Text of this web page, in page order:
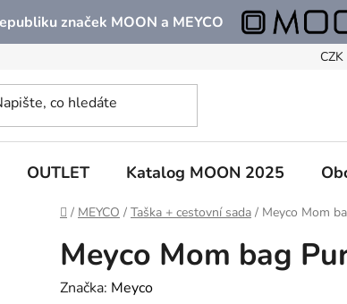
značek MOON a MEYCO
CZK
OUTLET Katalog MOON 2025
Domů
/ MEYCO / Taška + cestovní sada / Meyco Mom
Meyco Mom bag
Značka: Meyco